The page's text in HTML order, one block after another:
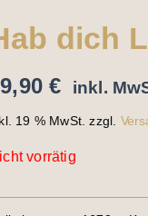
dich
€ inkl.
19 % MwSt. zzgl.
vorrätig